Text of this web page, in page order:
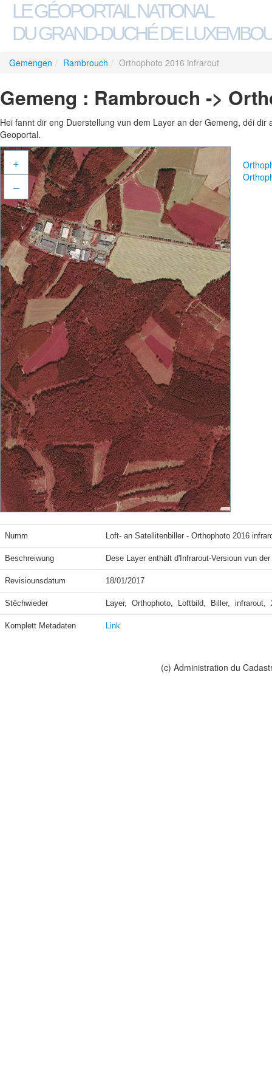
LE GÉOPORTAIL NATIONAL
DU GRAND-DUCHÉ DE
Gemengen / Rambrouch / Orthophoto 2016 infrarout
Gemeng : Rambrouch ->
Hei fannt dir eng Duerstellung vun dem Layer an der Gemeng, déi
Geoportal.
+
–
Numm Loft- an Satellitenbiller - Orthophoto 2016
Beschreiwung Dese Layer enthält d'Infrarout-Versioun vun
Revisiounsdatum 18/01/2017
Stëchwieder Layer,  Orthophoto,  Loftbild,  Biller,  infrarout,
Komplett Metadaten Link
(c) Administration du